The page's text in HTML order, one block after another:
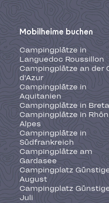
Mobilheime buchen
Campingplätze in
Languedoc Roussillon
Campingplätze an der
d'Azur
Campingplätze in
Aquitanien
Campingplätze in
Campingplätze in
Alpes
Campingplätze in
Südfrankreich
Campingplätze am
Gardasee
Campingplatz
August
Campingplatz
Juli